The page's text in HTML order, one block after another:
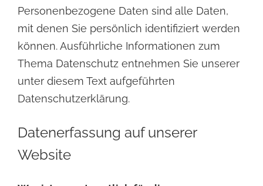
Personenbezogene Daten sind alle Daten,
mit denen Sie persönlich identifiziert werden
können. Ausführliche Informationen zum
Thema Datenschutz entnehmen Sie unserer
unter diesem Text aufgeführten
Datenschutzerklärung.
Datenerfassung auf unserer
Website